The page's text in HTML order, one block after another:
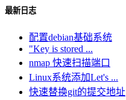
最新日志
配置debian基础系统
"Key is stored ...
nmap 快速扫描端口
Linux系统添加Let's ...
快速替换git的提交地址